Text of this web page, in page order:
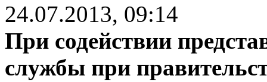
24.07.2013, 09:14
При содействии
службы при